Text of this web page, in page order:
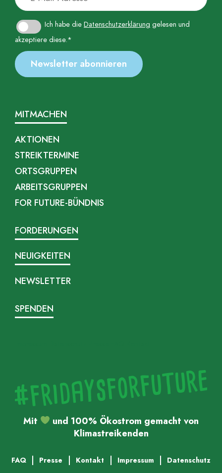
Ich habe die Datenschutzerklärung gelesen und
akzeptiere diese.*
MITMACHEN
AKTIONEN
STREIKTERMINE
ORTSGRUPPEN
ARBEITSGRUPPEN
FOR FUTURE-BÜNDNIS
FORDERUNGEN
NEUIGKEITEN
NEWSLETTER
SPENDEN
Mit
und 100% Ökostrom gemacht von
Klimastreikenden
FAQ Presse Kontakt Impressum Datenschutz